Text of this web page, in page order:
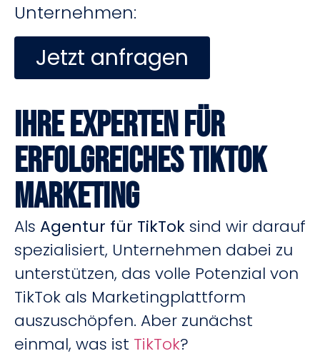
Unternehmen:
Jetzt anfragen
Ihre Experten für
Erfolgreiches TikTok
Marketing
Als Agentur für TikToksind wir darauf
spezialisiert, Unternehmen dabei zu
unterstützen, das volle Potenzial von
TikTok als Marketingplattform
auszuschöpfen. Aber zunächst
einmal, was ist TikTok?